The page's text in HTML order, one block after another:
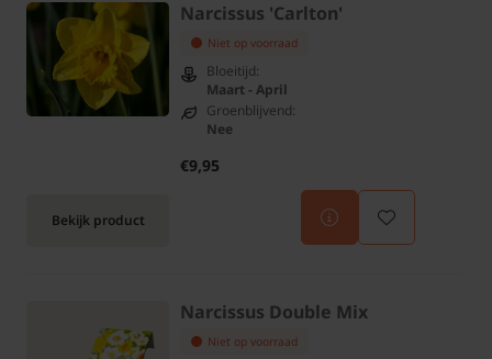
Bekijk product
Narcissus 'Carlton'
Niet op voorraad
Bloeitijd:
Maart - April
Groenblijvend:
Nee
€9,95
Narcissus Double Mix
Niet op voorraad